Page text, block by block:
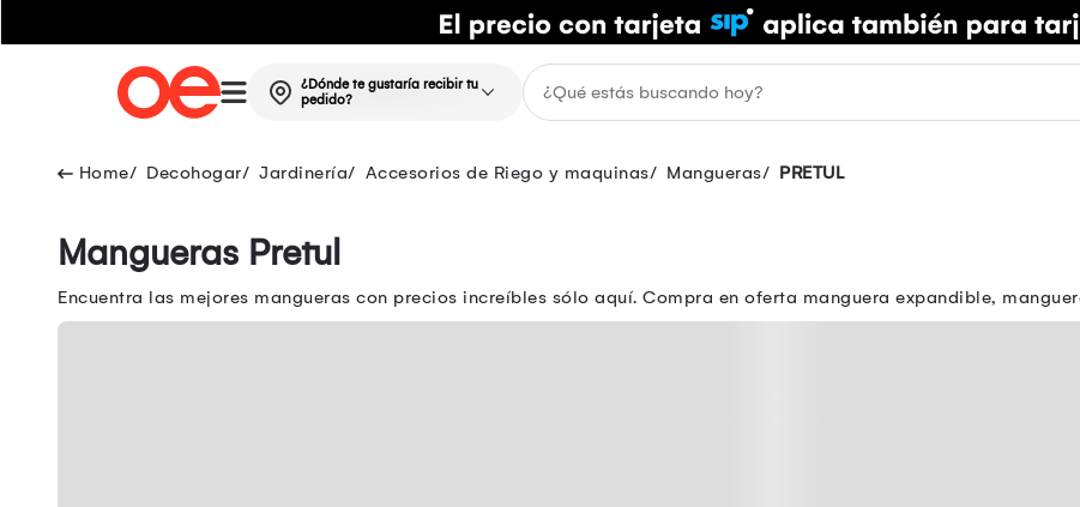
¿Dónde te gustaría recibir tu
pedido?
Decohogar Jardinería Accesorios de Riego y maquinas Mangueras PRETUL
Mangueras Pretul
Encuentra las mejores mangueras con precios increíbles sólo aquí. Compra en oferta manguera expandible,